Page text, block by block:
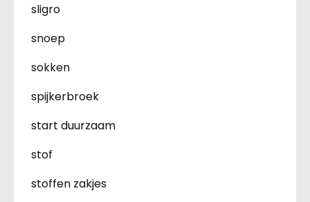
sligro
snoep
sokken
spijkerbroek
start duurzaam
stof
stoffen zakjes